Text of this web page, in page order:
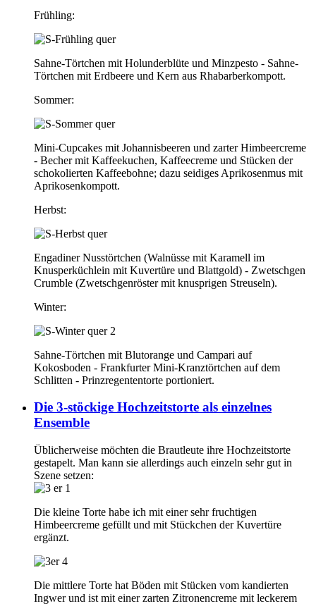
Frühling:
Sahne-Törtchen mit Holunderblüte und Minzpesto - Sahne-
Törtchen mit Erdbeere und Kern aus Rhabarberkompott.
Sommer:
Mini-Cupcakes mit Johannisbeeren und zarter Himbeercreme
- Becher mit Kaffeekuchen, Kaffeecreme und Stücken der
schokolierten Kaffeebohne; dazu seidiges Aprikosenmus mit
Aprikosenkompott.
Herbst:
Engadiner Nusstörtchen (Walnüsse mit Karamell im
Knusperküchlein mit Kuvertüre und Blattgold) - Zwetschgen
Crumble (Zwetschgenröster mit knusprigen Streuseln).
Winter:
Sahne-Törtchen mit Blutorange und Campari auf
Kokosboden - Frankfurter Mini-Kranztörtchen auf dem
Schlitten - Prinzregententorte portioniert.
Die 3-stöckige Hochzeitstorte als einzelnes
Ensemble
Üblicherweise möchten die Brautleute ihre Hochzeitstorte
gestapelt. Man kann sie allerdings auch einzeln sehr gut in
Szene setzen:
Die kleine Torte habe ich mit einer sehr fruchtigen
Himbeercreme gefüllt und mit Stückchen der Kuvertüre
ergänzt.
Die mittlere Torte hat Böden mit Stücken vom kandierten
Ingwer und ist mit einer zarten Zitronencreme mit leckerem